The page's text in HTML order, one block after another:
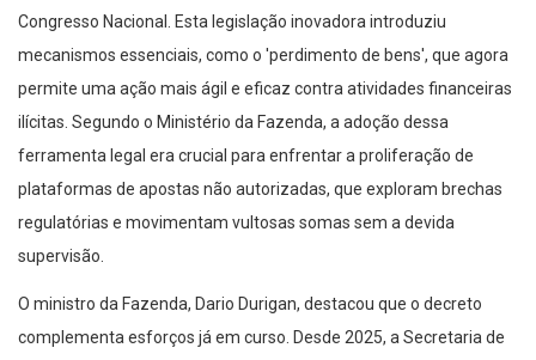
Congresso Nacional. Esta legislação inovadora introduziu
mecanismos essenciais, como o 'perdimento de bens', que agora
permite uma ação mais ágil e eficaz contra atividades financeiras
ilícitas. Segundo o Ministério da Fazenda, a adoção dessa
ferramenta legal era crucial para enfrentar a proliferação de
plataformas de apostas não autorizadas, que exploram brechas
regulatórias e movimentam vultosas somas sem a devida
supervisão.
O ministro da Fazenda, Dario Durigan, destacou que o decreto
complementa esforços já em curso. Desde 2025, a Secretaria de